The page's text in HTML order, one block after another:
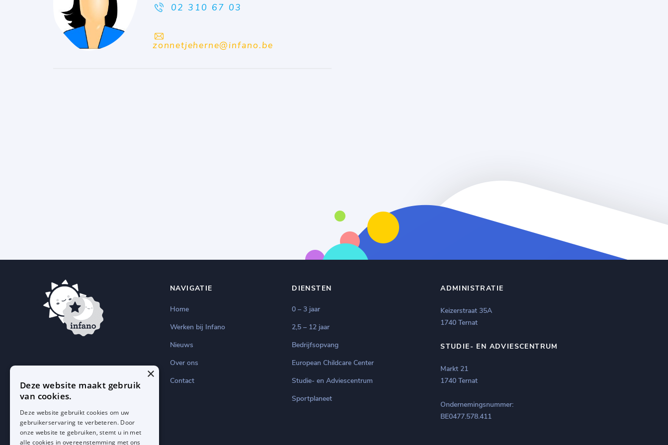
02 310 67 03
zonnetjeherne@infano.be
NAVIGATIE
Home
Werken bij Infano
Nieuws
Over ons
Contact
DIENSTEN
0 – 3 jaar
2,5 – 12 jaar
Bedrijfsopvang
European Childcare Center
Studie- en Adviescentrum
Sportplaneet
ADMINISTRATIE
Keizerstraat 35A
1740 Ternat
STUDIE- EN ADVIESCENTRUM
Markt 21
1740 Ternat
Ondernemingsnummer:
BE0477.578.411
×
Deze website maakt gebruik
van cookies.
Deze website gebruikt cookies om uw
gebruikerservaring te verbeteren. Door
onze website te gebruiken, stemt u in met
alle cookies in overeenstemming met ons